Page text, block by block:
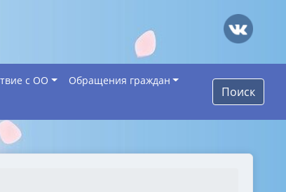
с ОО
Обращения граждан
Поиск